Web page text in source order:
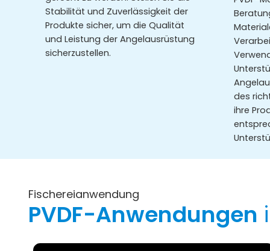
Stabilität und Zuverlässigkeit der
Produkte sicher, um die Qualität
und Leistung der Angelausrüstung
sicherzustellen.
des
ihre
Fischereianwendung
PVDF-Anwendungen